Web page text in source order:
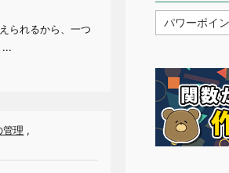
られるから、一つ
...
管理 ,
テ
ー